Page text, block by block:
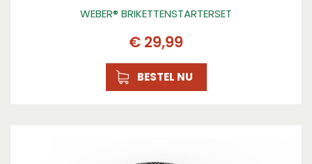
WEBER® BRIKETTENSTARTERSET
€ 29,99
BESTEL NU